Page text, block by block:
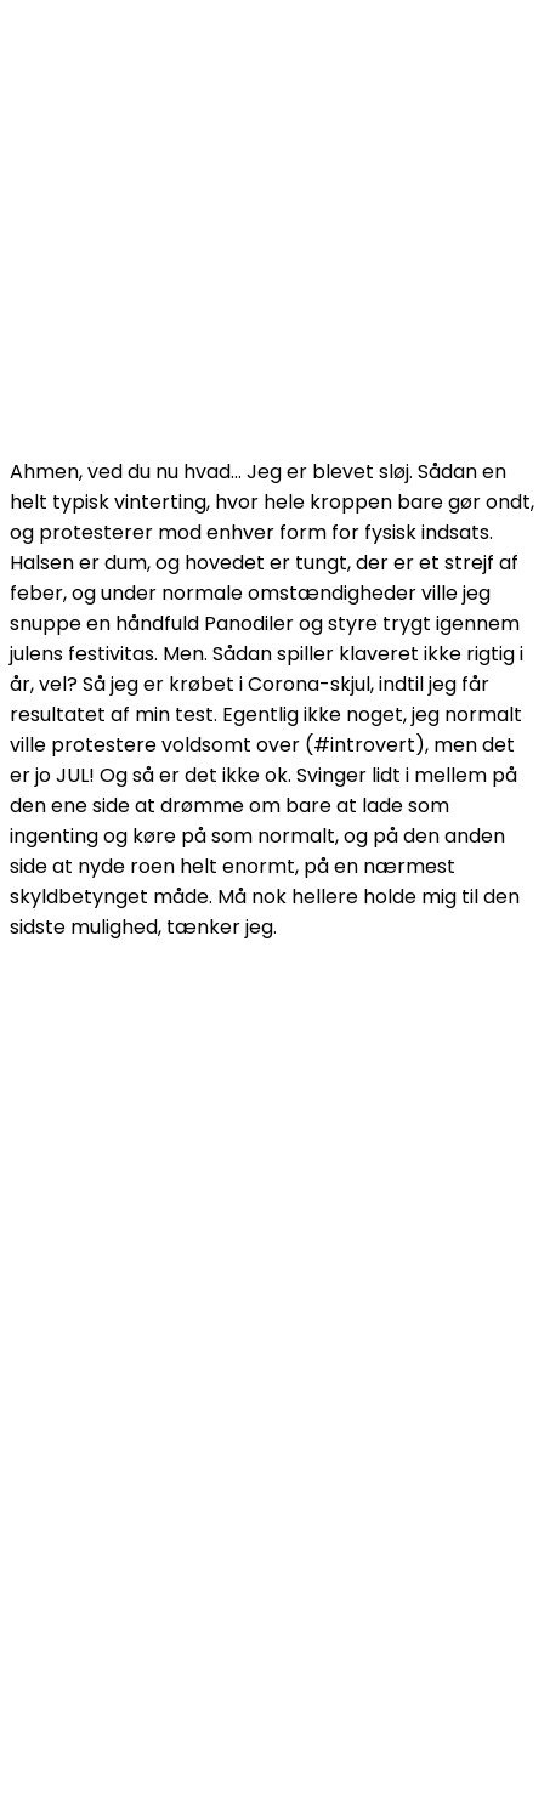
Ahmen, ved du nu hvad… Jeg er blevet sløj. Sådan en
helt typisk vinterting, hvor hele kroppen bare gør ondt,
og protesterer mod enhver form for fysisk indsats.
Halsen er dum, og hovedet er tungt, der er et strejf af
feber, og under normale omstændigheder ville jeg
snuppe en håndfuld Panodiler og styre trygt igennem
julens festivitas. Men. Sådan spiller klaveret ikke rigtig i
år, vel? Så jeg er krøbet i Corona-skjul, indtil jeg får
resultatet af min test. Egentlig ikke noget, jeg normalt
ville protestere voldsomt over (#introvert), men det
er jo JUL! Og så er det ikke ok. Svinger lidt i mellem på
den ene side at drømme om bare at lade som
ingenting og køre på som normalt, og på den anden
side at nyde roen helt enormt, på en nærmest
skyldbetynget måde. Må nok hellere holde mig til den
sidste mulighed, tænker jeg.